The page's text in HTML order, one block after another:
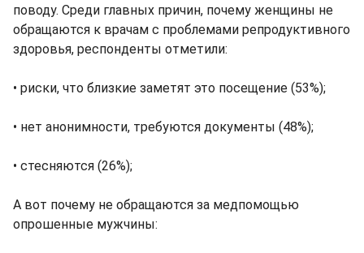
поводу. Среди главных причин, почему женщины не
обращаются к врачам с проблемами репродуктивного
здоровья, респонденты отметили:
• риски, что близкие заметят это посещение (53%);
• нет анонимности, требуются документы (48%);
• стесняются (26%);
А вот почему не обращаются за медпомощью
опрошенные мужчины: